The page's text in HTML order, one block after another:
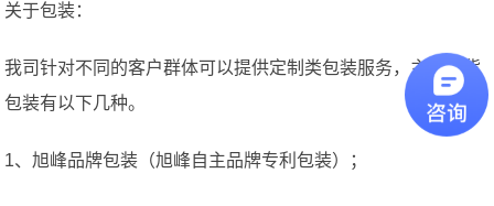
关于包装：
我司针对不同的客户群体可以提供定制类包装服务，主要现货
包装有以下几种。
1、旭峰品牌包装（旭峰自主品牌专利包装）；